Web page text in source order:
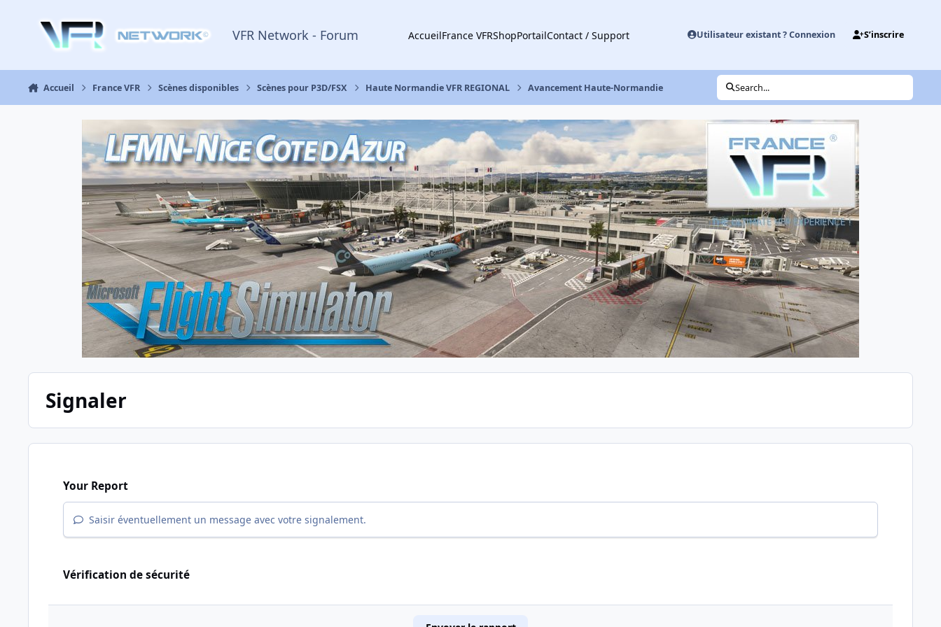
VFR Network - Forum AccueilFrance VFRShopPortailContact / Support Utilisateur existant ? Connexion S’inscrire
Accueil France VFR Scènes disponibles Scènes pour P3D/FSX Haute Normandie VFR REGIONAL Avancement Haute-Normandie Search...
Signaler
Your Report
Saisir éventuellement un message avec votre signalement.
Vérification de sécurité